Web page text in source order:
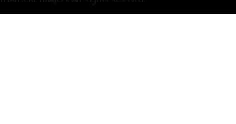
EXCLUSIVE : 34